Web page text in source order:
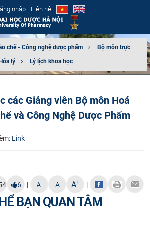
nhập Liên hệ
NGHỆ
chế - Công nghệ dược phẩm
Bộ môn trực
lý Lý lịch khoa học
các Giảng viên Bộ môn Hoá
và Công Nghệ Dược Phẩm
Link
6 | A- A A+ |
BẠN QUAN TÂM